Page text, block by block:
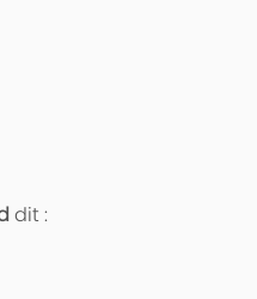
dit :